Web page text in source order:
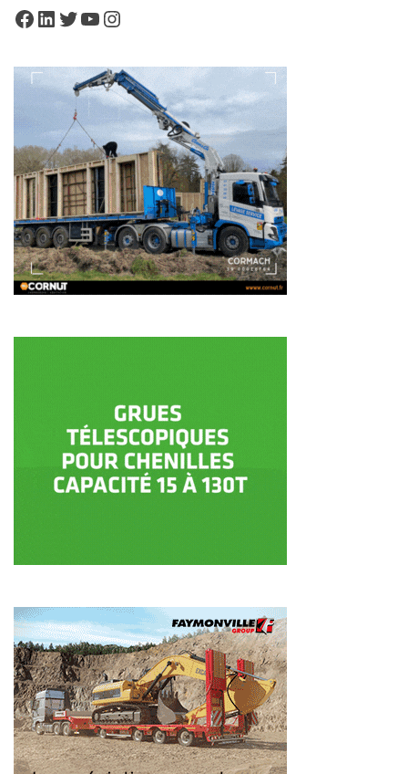
Facebook
LinkedIn
Twitter
YouTube
Instagram